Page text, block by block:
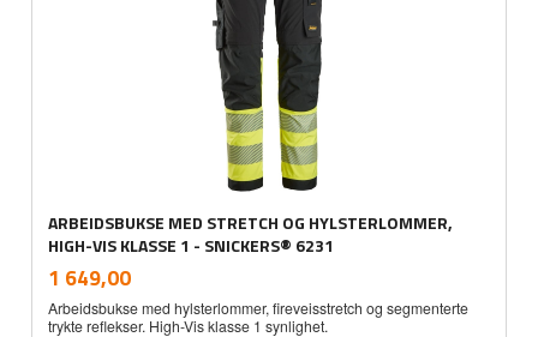
ARBEIDSBUKSE MED STRETCH OG HYLSTERLOMMER,
HIGH-VIS KLASSE 1 - SNICKERS® 6231
Pris
1 649,00mva.
Arbeidsbukse med hylsterlommer, fireveisstretch og segmenterte
trykte reflekser. High-Vis klasse 1 synlighet.